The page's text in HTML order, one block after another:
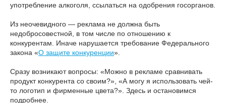
употребление алкоголя, ссылаться на одобрения госорганов.
Из неочевидного — реклама не должна быть
недобросовестной, в том числе по отношению к
конкурентам. Иначе нарушается требование Федерального
закона «О защите конкуренции».
Сразу возникают вопросы: «Можно в рекламе сравнивать
продукт конкурента со своим?», «А могу я использовать чей-
то логотип и фирменные цвета?». Здесь и остановимся
подробнее.